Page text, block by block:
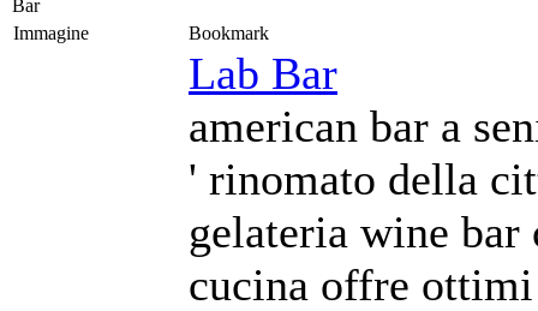
Bar
Immagine
Bookmark
Lab Bar
american bar a
' rinomato della
gelateria wine bar
cucina offre